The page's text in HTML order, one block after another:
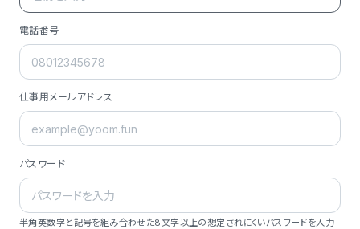
電話番号
仕事用メールアドレス
パスワード
半角英数字と記号を組み合わせた8文字以上の想定されにくいパスワードを入力